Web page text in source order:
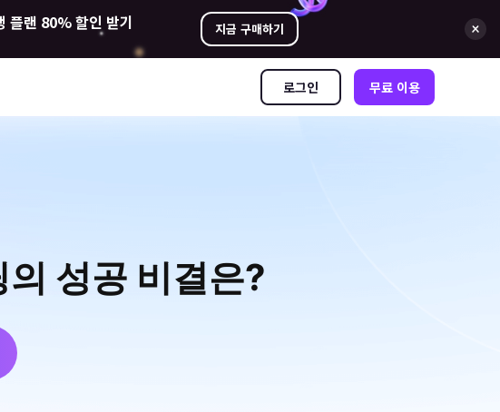
플랜 80% 할인 받기 지금 구매하기
로그인 무료 이용
성공 비결은?